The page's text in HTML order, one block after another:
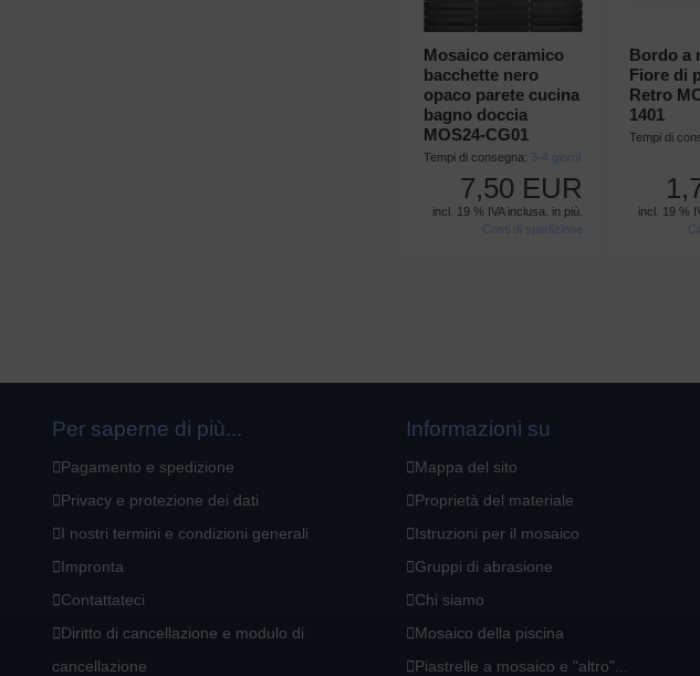
Mosaico ceramico
bacchette nero
opaco parete cucina
bagno doccia
MOS24-CG01
Tempi di consegna: 3-4 giorni
7,50 EUR
incl. 19 % IVA inclusa. in più.
Costi di spedizione
Bordo a
Fiore di
Retro
1401
Tempi di
incl. 19 %
Per saperne di più...
Pagamento e spedizione
Privacy e protezione dei dati
I nostri termini e condizioni generali
Impronta
Contattateci
Diritto di cancellazione e modulo di
cancellazione
Informazioni su
Mappa del sito
Proprietà del materiale
Istruzioni per il mosaico
Gruppi di abrasione
Chi siamo
Mosaico della piscina
Piastrelle a mosaico e "altro"...